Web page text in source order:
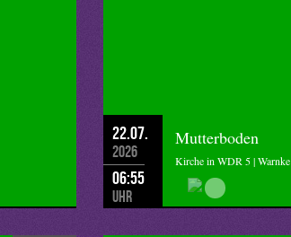
22.07.
2026
06:55
Uhr
Mutterboden
Kirche in WDR 5 | Warnke